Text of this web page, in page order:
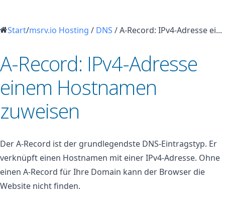
Start/msrv.io Hosting / DNS /A-Record: IPv4-Adresse ei...
A-Record: IPv4-Adresse
einem Hostnamen
zuweisen
Der A-Record ist der grundlegendste DNS-Eintragstyp. Er
verknüpft einen Hostnamen mit einer IPv4-Adresse. Ohne
einen A-Record für Ihre Domain kann der Browser die
Website nicht finden.